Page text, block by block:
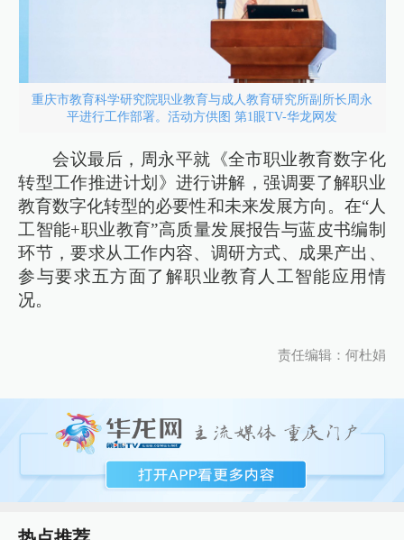
重庆市教育科学研究院职业教育与成人教育研究所副所长周永
平进行工作部署。活动方供图 第1眼TV-华龙网发
会议最后，周永平就《全市职业教育数字化
转型工作推进计划》进行讲解，强调要了解职业
教育数字化转型的必要性和未来发展方向。在“人
工智能+职业教育”高质量发展报告与蓝皮书编制
环节，要求从工作内容、调研方式、成果产出、
参与要求五方面了解职业教育人工智能应用情
况。
责任编辑：何杜娟